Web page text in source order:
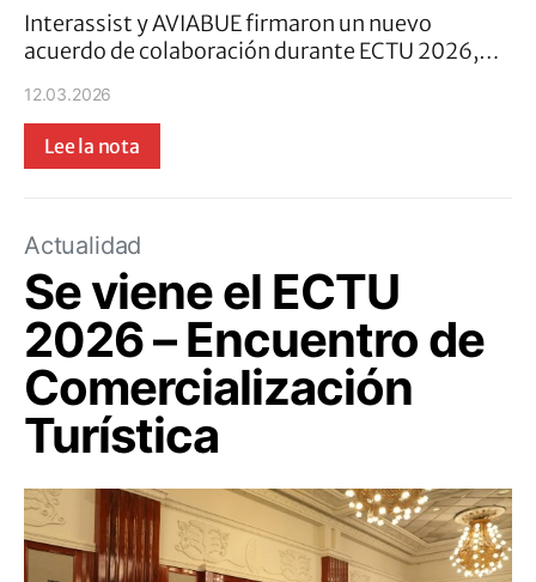
Interassist y AVIABUE firmaron un nuevo
acuerdo de colaboración durante ECTU 2026,…
12.03.2026
Lee la nota
Actualidad
Se viene el ECTU
2026 – Encuentro de
Comercialización
Turística